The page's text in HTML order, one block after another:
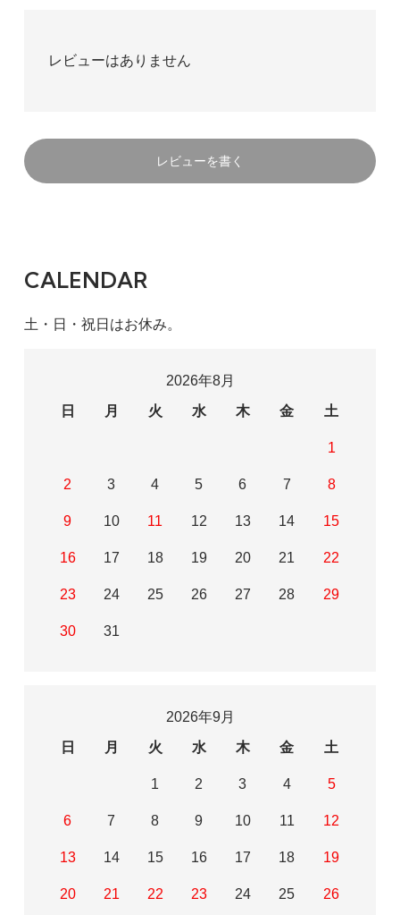
レビューはありません
レビューを書く
CALENDAR
土・日・祝日はお休み。
2026年8月
日
月 火 水 木 金 土
1
2 3 4 5 6 7 8
9 10 11 12 13 14 15
16 17 18 19 20 21 22
23 24 25 26 27 28 29
30 31
2026年9月
日
月 火 水 木 金 土
1 2 3 4 5
6 7 8 9 10 11 12
13 14 15 16 17 18 19
20 21 22 23 24 25 26